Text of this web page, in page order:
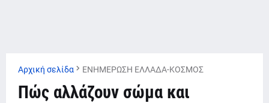
Αρχική σελίδα ΕΝΗΜΕΡΩΣΗ ΕΛΛΑΔΑ-ΚΟΣΜΟΣ
Πώς αλλάζουν σώμα και